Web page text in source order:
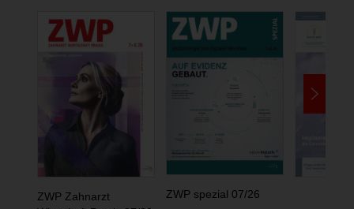
ZWP Zahnarzt
ZWP spezial 07/26